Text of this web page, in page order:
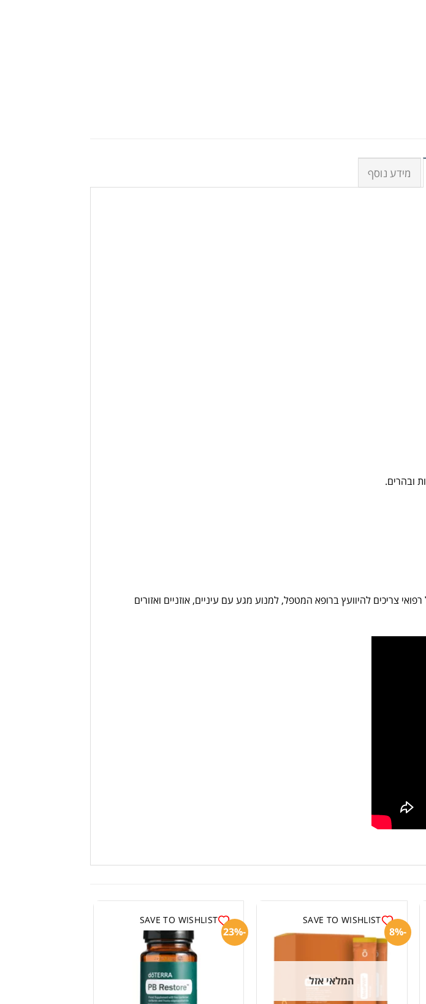
מידע נוסף
ובהרים.
צריכים להיוועץ ברופא המטפל, למנוע מגע עם עיניים, אוזניים ואזורים
SAVE TO WISHLIST
-8%
המלאי אזל
SAVE TO WISHLIST
-23%